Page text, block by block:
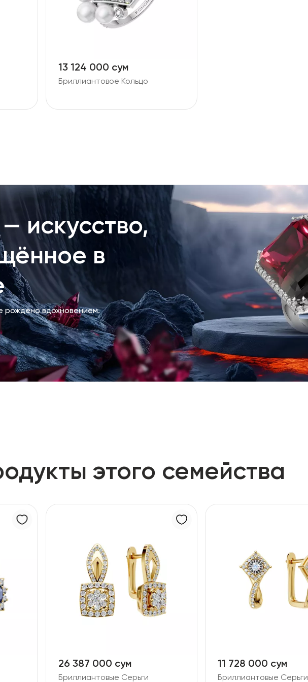
13 124 000 сум
Бриллиантовое Кольцо
искусство,
в
рождено вдохновением.
этого семейства
26 387 000 сум
Бриллиантовые Серьги
11 728 000 сум
Бриллиантовые Серьги